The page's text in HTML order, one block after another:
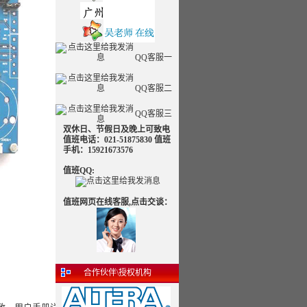
QQ客服一
QQ客服二
QQ客服三
双休日、节假日及晚上可致电
值班电话：021-51875830 值班
手机：15921673576
值班QQ:
值班网页在线客服,点击交谈：
合作伙伴\授权机构